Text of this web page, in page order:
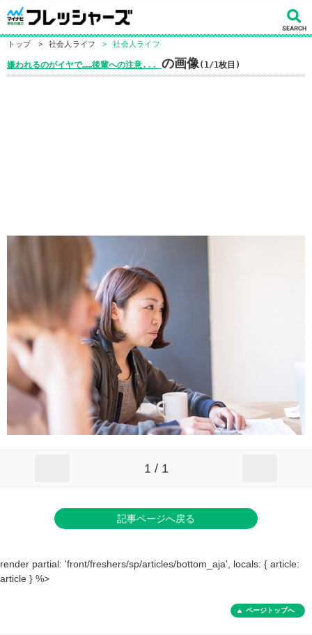
トップ > 社会人ライフ > 社会人ライフ
嫌われるのがイヤで……後輩への注意... の画像(1/1枚目)
1 / 1
記事ページへ戻る
render partial: 'front/freshers/sp/articles/bottom_aja', locals: { article:
article } %>
ページトップへ